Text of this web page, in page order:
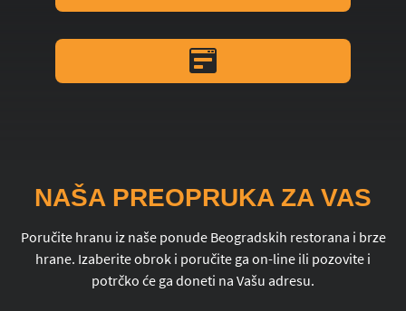
NAŠA PREOPRUKA ZA VAS
Poručite hranu iz naše ponude Beogradskih restorana i brze
hrane. Izaberite obrok i poručite ga on-line ili pozovite i
potrčko će ga doneti na Vašu adresu.